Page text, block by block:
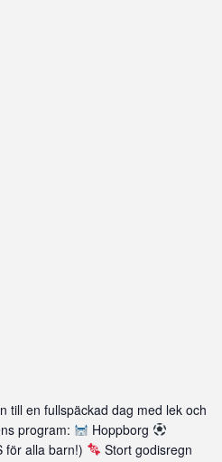
till en fullspäckad dag med lek och
program:
Hoppborg
för alla barn!)
Stort godisregn